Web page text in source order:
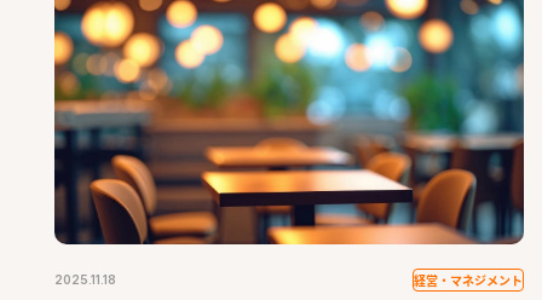
2025.11.18 経営・マネジメント